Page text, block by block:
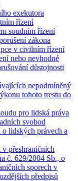
exekutora
řízení
soudním řízení
zákona
v civilním řízení
nebo nevhodné
důstojnosti
nepodmíněný
tohoto trestu do
pro lidská práva
svobod
lidských právech a
přeshraničních
č. 629/2004 Sb., o
sporech v
předpisů